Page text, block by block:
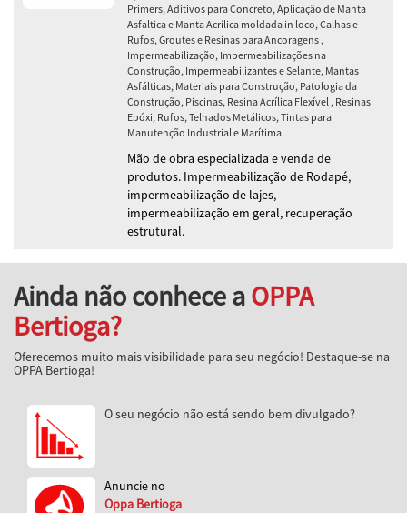
Primers, Aditivos para Concreto, Aplicação de Manta
Asfaltica e Manta Acrílica moldada in loco, Calhas e
Rufos, Groutes e Resinas para Ancoragens ,
Impermeabilização, Impermeabilizações na
Construção, Impermeabilizantes e Selante, Mantas
Asfálticas, Materiais para Construção, Patologia da
Construção, Piscinas, Resina Acrílica Flexível , Resinas
Epóxi, Rufos, Telhados Metálicos, Tintas para
Manutenção Industrial e Marítima
Mão de obra especializada e venda de
produtos. Impermeabilização de Rodapé,
impermeabilização de lajes,
impermeabilização em geral, recuperação
estrutural.
Ainda não conhece aOPPA
Bertioga?
Oferecemos muito mais visibilidade para seu negócio! Destaque-se na
OPPA Bertioga!
O seu negócio não está sendo bem divulgado?
Anuncie no
Oppa Bertioga